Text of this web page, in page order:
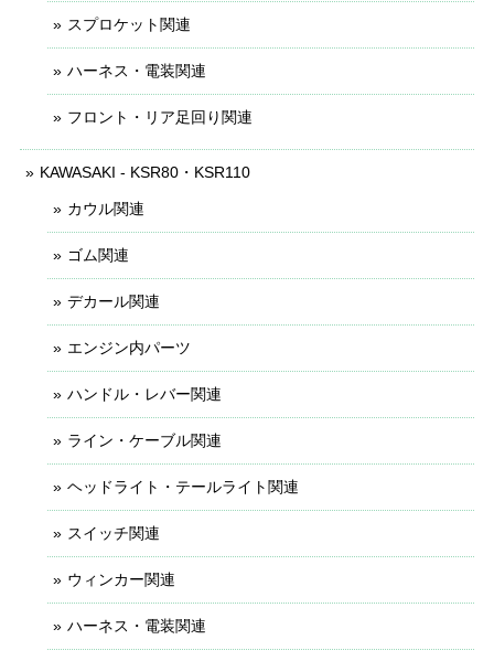
スプロケット関連
ハーネス・電装関連
フロント・リア足回り関連
KAWASAKI - KSR80・KSR110
カウル関連
ゴム関連
デカール関連
エンジン内パーツ
ハンドル・レバー関連
ライン・ケーブル関連
ヘッドライト・テールライト関連
スイッチ関連
ウィンカー関連
ハーネス・電装関連